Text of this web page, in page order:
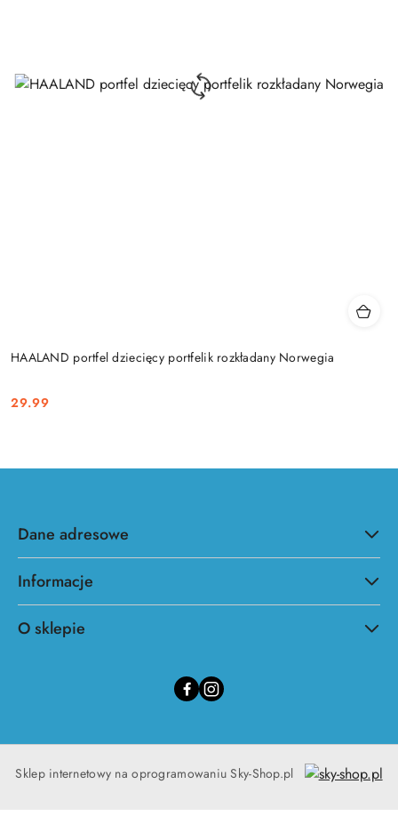
HAALAND portfel dziecięcy portfelik rozkładany Norwegia
Cena:
29.99
Dane adresowe
Informacje
O sklepie
Sklep internetowy na oprogramowaniu Sky-Shop.pl